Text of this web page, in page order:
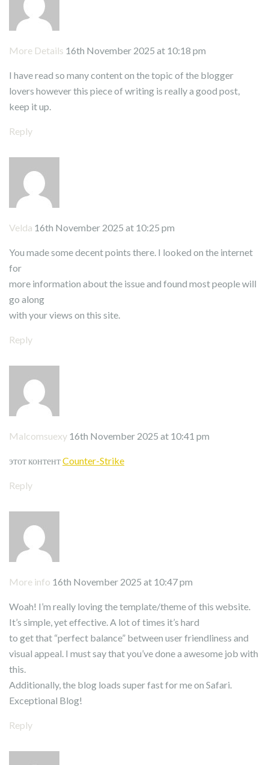
More Details 16th November 2025 at 10:18 pm
I have read so many content on the topic of the blogger
lovers however this piece of writing is really a good post,
keep it up.
Reply
Velda 16th November 2025 at 10:25 pm
You made some decent points there. I looked on the internet
for
more information about the issue and found most people will
go along
with your views on this site.
Reply
Malcomsuexy 16th November 2025 at 10:41 pm
этот контентCounter-Strike
Reply
More info 16th November 2025 at 10:47 pm
Woah! I’m really loving the template/theme of this website.
It’s simple, yet effective. A lot of times it’s hard
to get that “perfect balance” between user friendliness and
visual appeal. I must say that you’ve done a awesome job with
this.
Additionally, the blog loads super fast for me on Safari.
Exceptional Blog!
Reply